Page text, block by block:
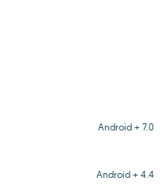
Android + 7.0
Android + 4.4